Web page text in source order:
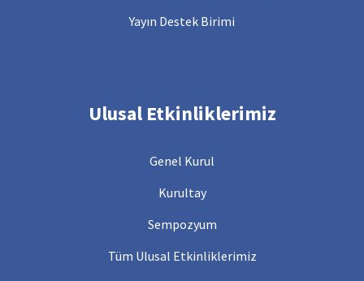
Yayın Destek Birimi
Ulusal Etkinliklerimiz
Genel Kurul
Kurultay
Sempozyum
Tüm Ulusal Etkinliklerimiz